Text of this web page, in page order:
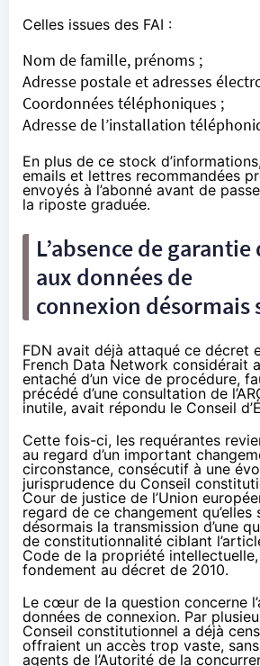
Celles issues des FAI :
Nom de famille, prénoms ;
Adresse postale et adresses
Coordonnées téléphoniques ;
Adresse de l’installation
En plus de ce stock
emails et lettres recommandées
envoyés à l’abonné avant de
la riposte graduée.
L’absence de garantie
aux données de
connexion désormais
FDN avait déjà attaqué ce décret
French Data Network considérait
entaché d’un vice de procédure,
précédé d’une consultation de
inutile, avait répondu le Conseil
Cette fois-ci, les requérantes
au regard d’un important
circonstance, consécutif à une
jurisprudence du Conseil
Cour de justice de l’Union
regard de ce changement qu’elles
désormais la transmission d’une
de constitutionnalité ciblant
Code de la propriété intellectuelle
fondement au décret de 2010.
Le cœur de la question concerne
données de connexion. Par
Conseil constitutionnel a déjà
offraient un accès trop vaste,
agents de l’Autorité de la